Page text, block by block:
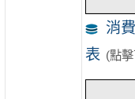
消
表 (點